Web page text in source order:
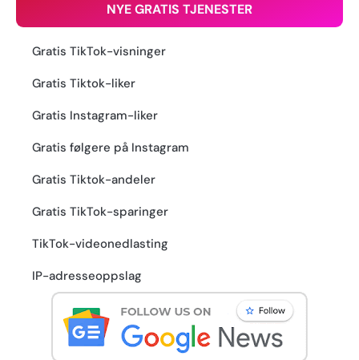
NYE GRATIS TJENESTER
Gratis TikTok-visninger
Gratis Tiktok-liker
Gratis Instagram-liker
Gratis følgere på Instagram
Gratis Tiktok-andeler
Gratis TikTok-sparinger
TikTok-videonedlasting
IP-adresseoppslag